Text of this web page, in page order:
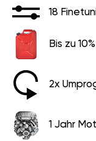
18
Bis zu
2x
1 Jahr